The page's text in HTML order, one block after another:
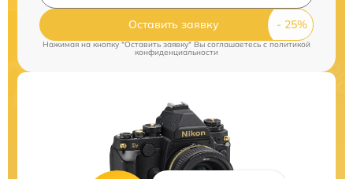
Оставить заявку
Нажимая на кнопку "Оставить заявку" Вы соглашаетесь cполитикой
конфиденциальности